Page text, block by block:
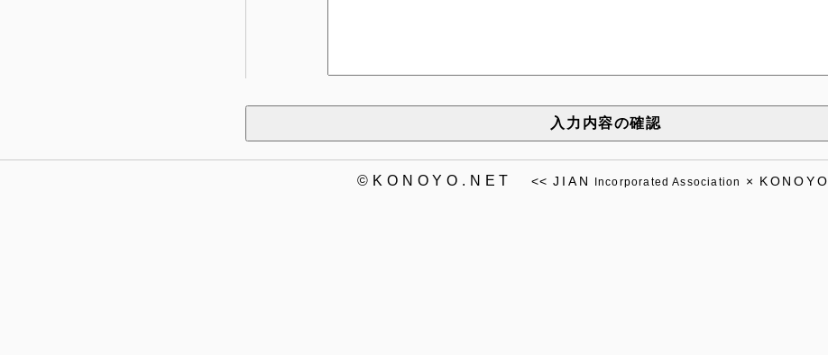
入力内容の確認
©KONOYO.NET<<JIAN Incorporated Association × KONOYO